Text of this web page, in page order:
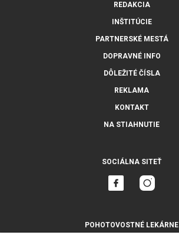
REDAKCIA
INŠTITÚCIE
PARTNERSKÉ MESTÁ
DOPRAVNÉ INFO
DÔLEŽITÉ ČÍSLA
REKLAMA
KONTAKT
NA STIAHNUTIE
SOCIÁLNA SITEŤ
POHOTOVOSTNÉ LEKÁRNE